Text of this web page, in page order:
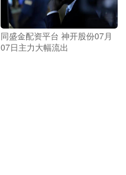
同盛金配资平台 神开股份07月
07日主力大幅流出